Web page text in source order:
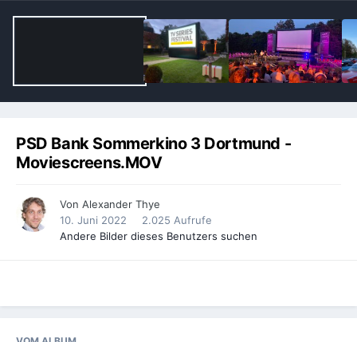
PSD Bank Sommerkino 3 Dortmund -
Moviescreens.MOV
Von Alexander Thye
10. Juni 2022
2.025 Aufrufe
Andere Bilder dieses Benutzers suchen